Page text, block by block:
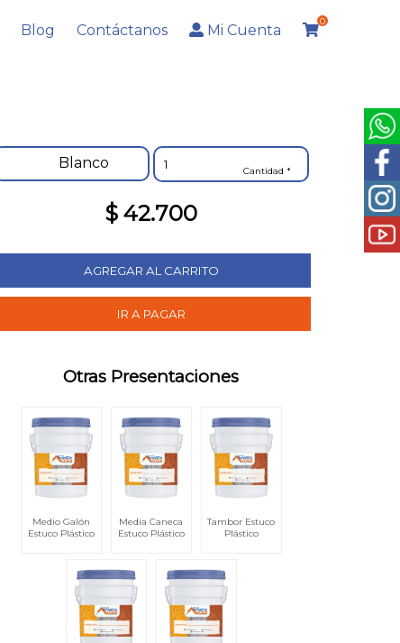
Blog Contáctanos Mi Cuenta
0
Blanco Cantidad *
$ 42.700
Otras Presentaciones
Medio Galón
Estuco Plástico
Media Caneca
Estuco Plástico
Tambor Estuco
Plástico